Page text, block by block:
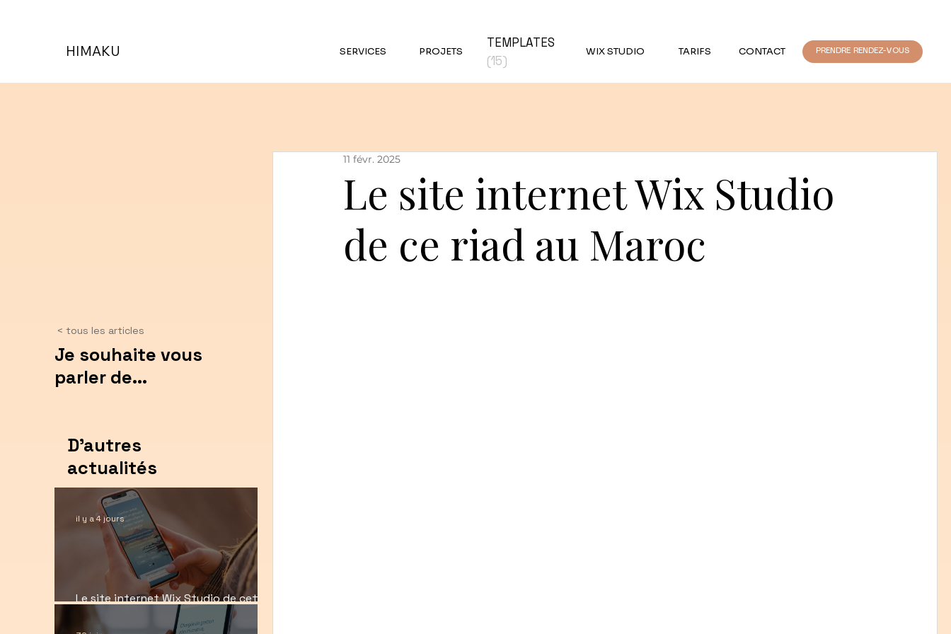
HIMAKU SERVICES PROJETS
TEMPLATES
(15)
WIX STUDIO TARIFS CONTACT PRENDRE RENDEZ-VOUS
< tous les articles
Je souhaite vous
parler de...
D'autres
actualités
Le site internet Wix Studio de cette
agence de voyages
il y a 4 jours
Le site internet Wix Studio
de ce riad au Maroc
11 févr. 2025